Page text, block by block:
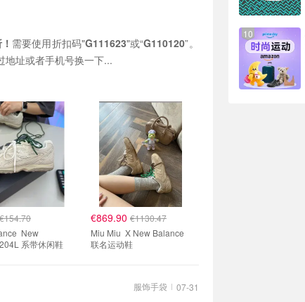
需要使用折扣码"G111623"或“G110120”。
买过地址或者手机号换一下...
€154.70
New
系带休闲鞋
€869.90 €1130.47
Miu Miu X New Balance
联名运动鞋
服饰手袋 07-31